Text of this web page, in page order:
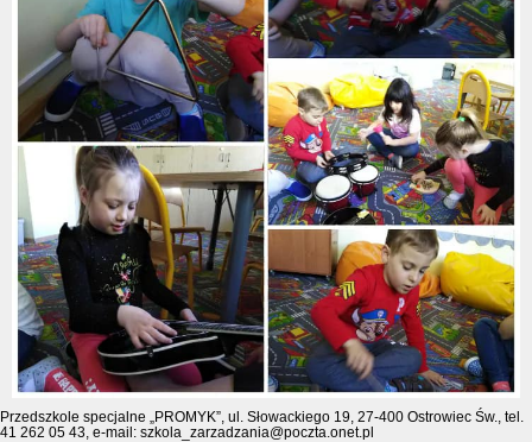
Przedszkole specjalne „PROMYK”, ul. Słowackiego 19, 27-400 Ostrowiec Św., tel.
41 262 05 43, e-mail: szkola_zarzadzania@poczta.onet.pl